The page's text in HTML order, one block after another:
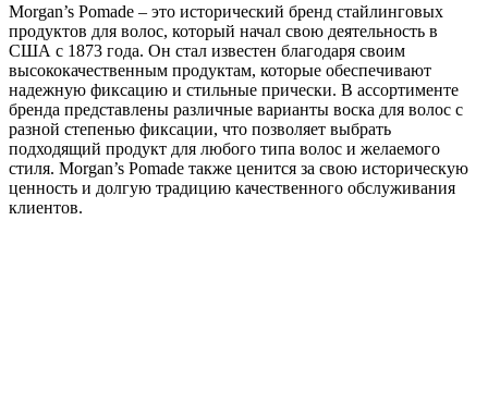
Morgan’s Pomade – это исторический бренд стайлинговых
продуктов для волос, который начал свою деятельность в
США с 1873 года. Он стал известен благодаря своим
высококачественным продуктам, которые обеспечивают
надежную фиксацию и стильные прически. В ассортименте
бренда представлены различные варианты воска для волос с
разной степенью фиксации, что позволяет выбрать
подходящий продукт для любого типа волос и желаемого
стиля. Morgan’s Pomade также ценится за свою историческую
ценность и долгую традицию качественного обслуживания
клиентов.